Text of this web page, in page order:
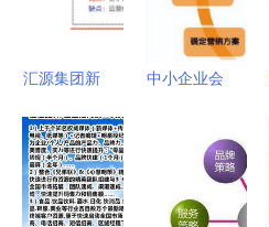
汇源集团新
划全案 以
创新会议与
展览服务驱
中小企业会
务市场产品
营销策划书
实战指南